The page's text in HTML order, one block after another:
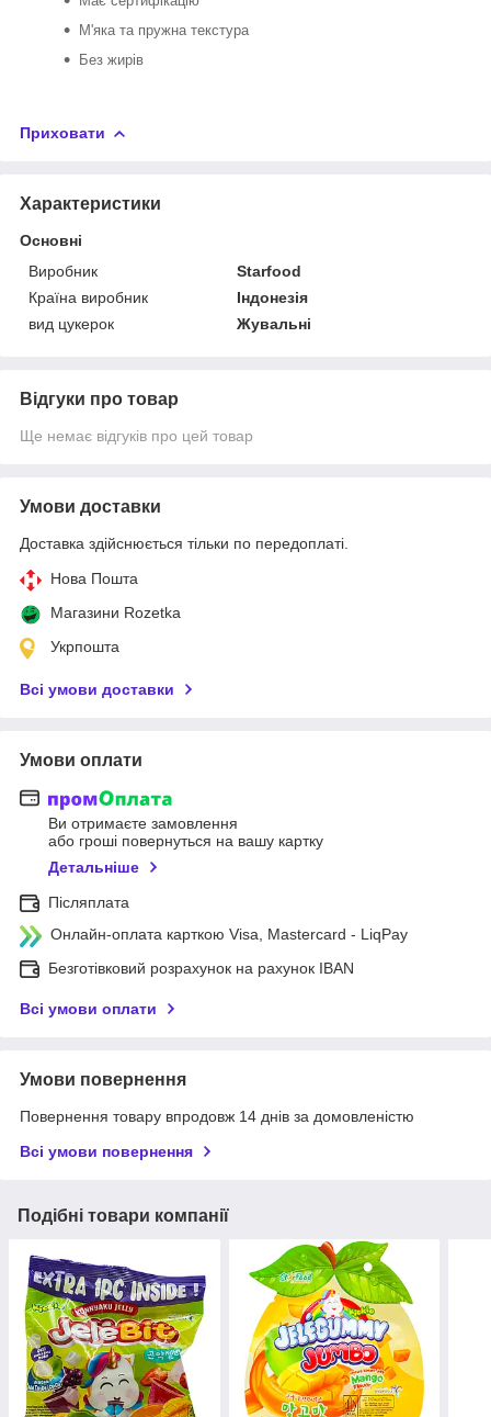
М'яка та пружна текстура
Без жирів
Приховати
Характеристики
Основні
Виробник
Starfood
Країна виробник
Індонезія
вид цукерок
Жувальні
Відгуки про товар
Ще немає відгуків про цей товар
Умови доставки
Доставка здійснюється тільки по передоплаті.
Нова Пошта
Магазини Rozetka
Укрпошта
Всі умови доставки
Умови оплати
Ви отримаєте замовлення
або гроші повернуться на вашу картку
Детальніше
Післяплата
Онлайн-оплата карткою Visa, Mastercard - LiqPay
Безготівковий розрахунок на рахунок IBAN
Всі умови оплати
Умови повернення
Повернення товару впродовж 14 днів за домовленістю
Всі умови повернення
Подібні товари компанії